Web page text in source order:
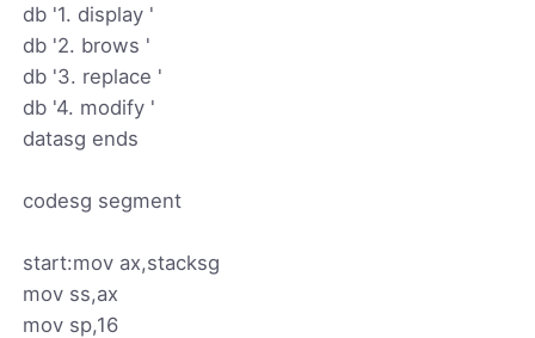
db '1. display '
db '2. brows '
db '3. replace '
db '4. modify '
datasg ends
codesg segment
start:mov ax,stacksg
mov ss,ax
mov sp,16